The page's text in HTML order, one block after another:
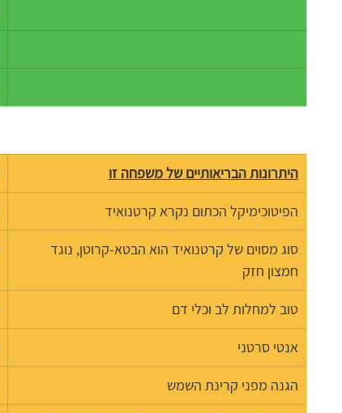
היתרונות הבריאותיים של משפחה זו
הפיטוכימיקל הכתום נקרא קרטנואיד
סוג מסוים של קרטנואיד הוא הבטא-קרוטן, נוגד
חמצון חזק
טוב למחלות לב וכלי דם
אנטי סרטני
הגנה מפני קרינת השמש